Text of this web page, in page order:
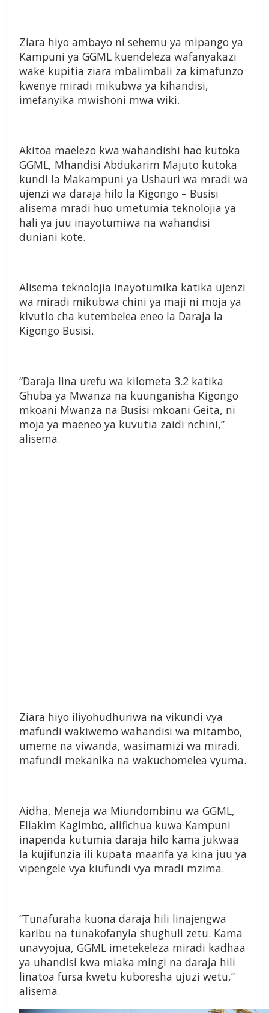
Ziara hiyo ambayo ni sehemu ya mipango ya
Kampuni ya GGML kuendeleza wafanyakazi
wake kupitia ziara mbalimbali za kimafunzo
kwenye miradi mikubwa ya kihandisi,
imefanyika mwishoni mwa wiki.
Akitoa maelezo kwa wahandishi hao kutoka
GGML, Mhandisi Abdukarim Majuto kutoka
kundi la Makampuni ya Ushauri wa mradi wa
ujenzi wa daraja hilo la Kigongo – Busisi
alisema mradi huo umetumia teknolojia ya
hali ya juu inayotumiwa na wahandisi
duniani kote.
Alisema teknolojia inayotumika katika ujenzi
wa miradi mikubwa chini ya maji ni moja ya
kivutio cha kutembelea eneo la Daraja la
Kigongo Busisi.
“Daraja lina urefu wa kilometa 3.2 katika
Ghuba ya Mwanza na kuunganisha Kigongo
mkoani Mwanza na Busisi mkoani Geita, ni
moja ya maeneo ya kuvutia zaidi nchini,”
alisema.
Ziara hiyo iliyohudhuriwa na vikundi vya
mafundi wakiwemo wahandisi wa mitambo,
umeme na viwanda, wasimamizi wa miradi,
mafundi mekanika na wakuchomelea vyuma.
Aidha, Meneja wa Miundombinu wa GGML,
Eliakim Kagimbo, alifichua kuwa Kampuni
inapenda kutumia daraja hilo kama jukwaa
la kujifunzia ili kupata maarifa ya kina juu ya
vipengele vya kiufundi vya mradi mzima.
“Tunafuraha kuona daraja hili linajengwa
karibu na tunakofanyia shughuli zetu. Kama
unavyojua, GGML imetekeleza miradi kadhaa
ya uhandisi kwa miaka mingi na daraja hili
linatoa fursa kwetu kuboresha ujuzi wetu,”
alisema.